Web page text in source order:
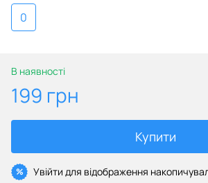
0
В наявності
199 грн
Купити
% Увійти для відображення